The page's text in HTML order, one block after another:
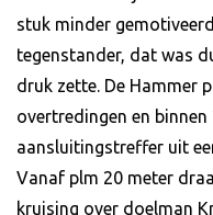
stuk minder
tegenstander, dat was
druk zette. De Hammer
overtredingen en
aansluitingstreffer uit
Vanaf plm 20 meter
kruising over doelman